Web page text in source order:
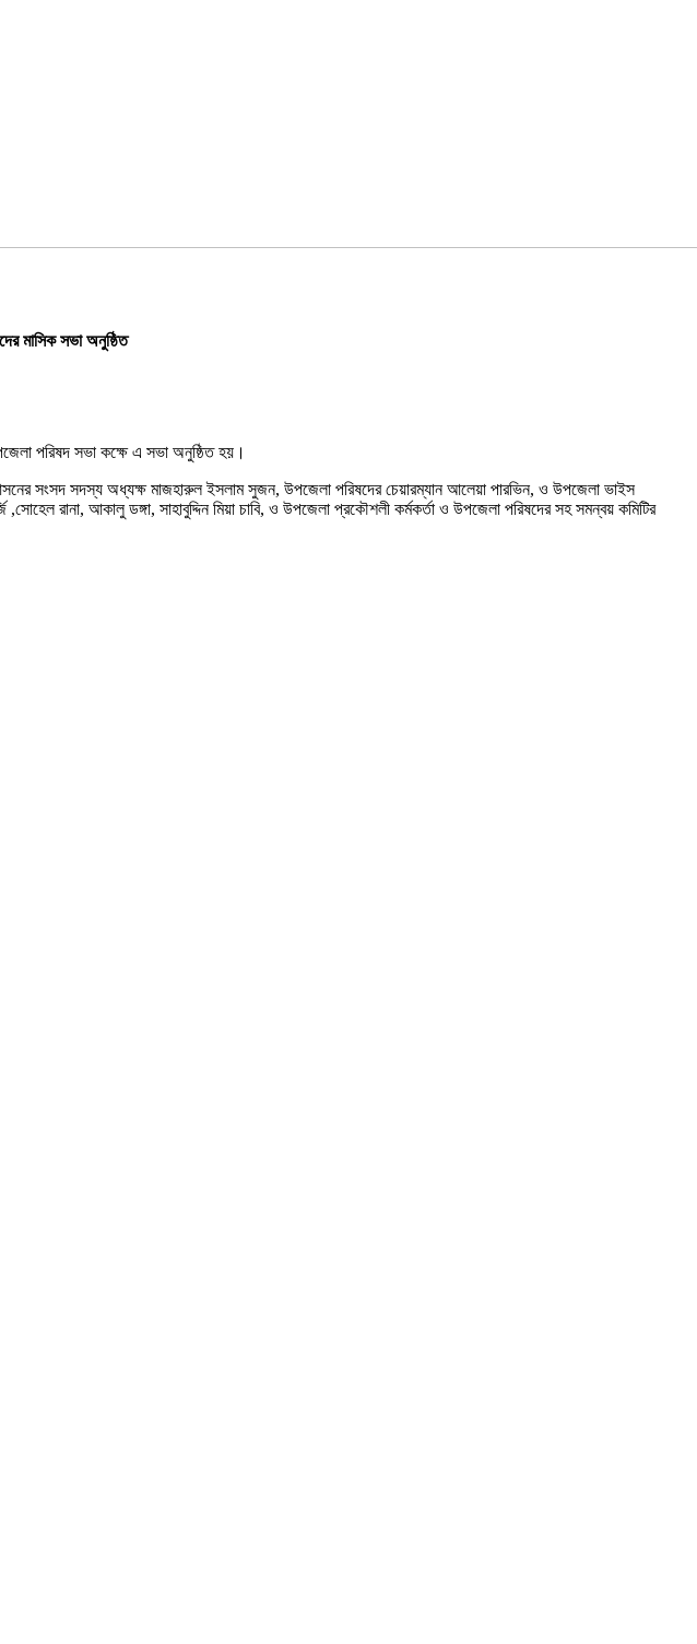
মাসিক সভা অনুষ্ঠিত
পরিষদ সভা কক্ষে এ সভা অনুষ্ঠিত হয়।
সংসদ সদস্য অধ্যক্ষ মাজহারুল ইসলাম সুজন, উপজেলা পরিষদের চেয়ারম্যান আলেয়া পারভিন, ও উপজেলা ভাইস
,সোহেল রানা, আকালু ডঙ্গা, সাহাবুদ্দিন মিয়া চাবি, ও উপজেলা প্রকৌশলী কর্মকর্তা ও উপজেলা পরিষদের সহ সমন্বয় কমিটির